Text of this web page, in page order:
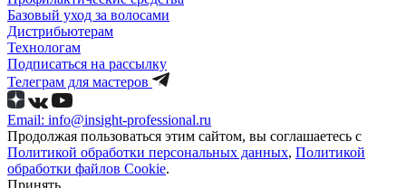
Базовый уход за волосами
Дистрибьютерам
Технологам
Подписаться на рассылку
Телеграм для мастеров
Email: info@insight-professional.ru
Продолжая пользоваться этим сайтом, вы соглашаетесь с
Политикой обработки персональных данных, Политикой
обработки файлов Cookie.
Принять